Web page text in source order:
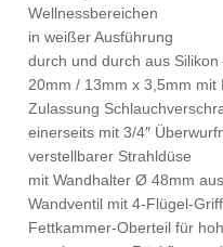
Wellnessbereichen
in weißer Ausführung
durch und durch aus
20mm / 13mm x 3,5mm mit
Zulassung
einerseits mit 3/4″
verstellbarer Strahldüse
mit Wandhalter Ø 48mm
Wandventil mit 4-Flügel-
Fettkammer-Oberteil für